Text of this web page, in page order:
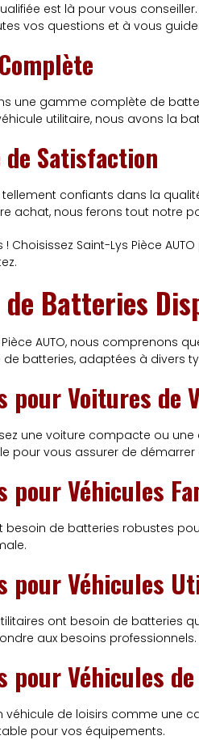
est là pour vous
vos questions et à vous
une gamme complète de
utilitaire, nous avons la
de Satisfaction
confiants dans la
achat, nous ferons tout notre
! Choisissez Saint-Lys Pièce
de Batteries
Pièce AUTO, nous comprenons
batteries, adaptées à divers
pour Voitures de
une voiture compacte ou
pour vous assurer de démarrer
pour Véhicules
besoin de batteries robustes
pour Véhicules
ont besoin de batteries
aux besoins professionnels.
pour Véhicules
véhicule de loisirs comme une
pour vos équipements.